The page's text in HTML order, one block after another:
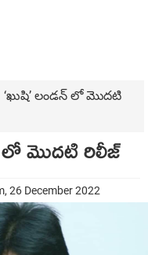
‘ఖుషి’ లండన్ లో మొదటి
లో మొదటి రిలీజ్
26 December 2022